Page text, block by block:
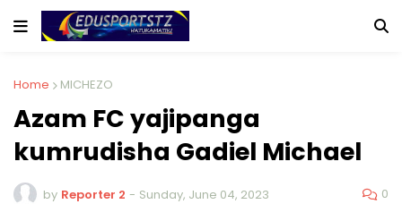
Home MICHEZO
Azam FC yajipanga
kumrudisha Gadiel Michael
by Reporter 2 - Sunday, June 04, 2023 0